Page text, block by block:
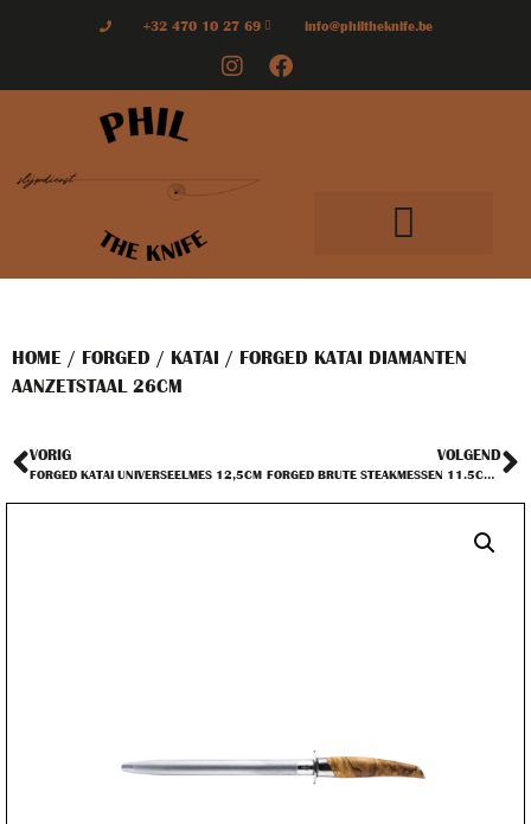
+32 470 10 27 69 info@philtheknife.be
HOME / FORGED / KATAI
/ FORGED KATAI DIAMANTEN
AANZETSTAAL 26CM
VORIG
FORGED KATAI UNIVERSEELMES 12,5CM
VOLGEND
FORGED BRUTE STEAKMESSEN 11.5CM X4